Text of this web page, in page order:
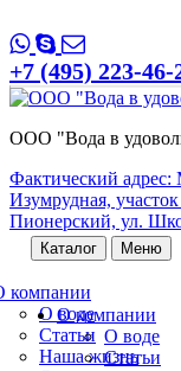
+7 (495) 223-46-
ООО "Вода в
Фактический адрес:
Изумрудная,
Пионерский, ул.
Каталог Меню
компании
О воде
Статьи
Наша жизнь
О компании
О воде
Статьи